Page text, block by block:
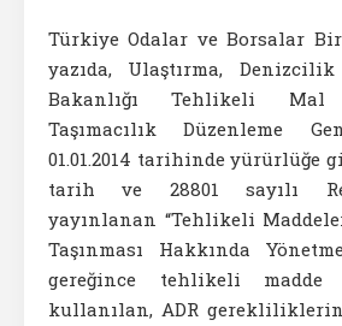
Türkiye Odalar ve Borsalar
yazıda, Ulaştırma,
Bakanlığı Tehlikeli
Taşımacılık Düzenleme
01.01.2014 tarihinde yürürlüğe
tarih ve 28801 sayılı
yayınlanan “Tehlikeli
Taşınması Hakkında
gereğince tehlikeli madde
kullanılan, ADR